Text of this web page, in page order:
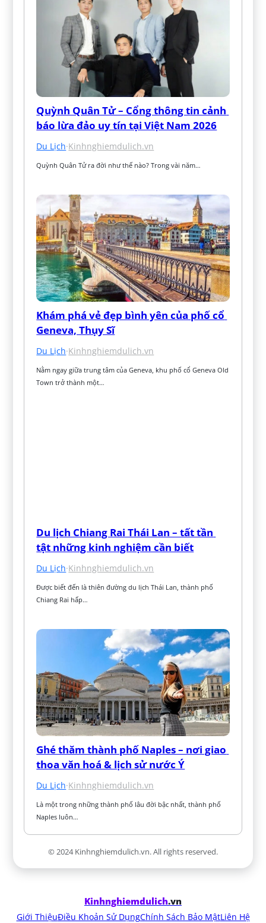
Quỳnh Quân Tử – Cổng thông tin cảnh
báo lừa đảo uy tín tại Việt Nam 2026
Du Lịch·Kinhnghiemdulich.vn
Quỳnh Quân Tử ra đời như thế nào? Trong vài năm…
Khám phá vẻ đẹp bình yên của phố cổ
Geneva, Thụy Sĩ
Du Lịch·Kinhnghiemdulich.vn
Nằm ngay giữa trung tâm của Geneva, khu phố cổ Geneva Old
Town trở thành một…
Du lịch Chiang Rai Thái Lan – tất tần
tật những kinh nghiệm cần biết
Du Lịch·Kinhnghiemdulich.vn
Được biết đến là thiên đường du lịch Thái Lan, thành phố
Chiang Rai hấp…
Ghé thăm thành phố Naples – nơi giao
thoa văn hoá & lịch sử nước Ý
Du Lịch·Kinhnghiemdulich.vn
Là một trong những thành phố lâu đời bậc nhất, thành phố
Naples luôn…
© 2024 Kinhnghiemdulich.vn. All rights reserved.
Kinhnghiemdulich.vn
Giới ThiệuĐiều Khoản Sử DụngChính Sách Bảo MậtLiên Hệ